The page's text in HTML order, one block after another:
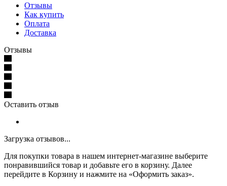
Отзывы
Как купить
Оплата
Доставка
Отзывы
Оставить отзыв
Загрузка отзывов...
Для покупки товара в нашем интернет-магазине выберите
понравившийся товар и добавьте его в корзину. Далее
перейдите в Корзину и нажмите на «Оформить заказ».